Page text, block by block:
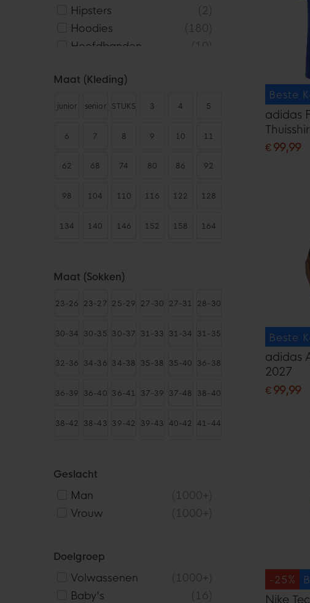
Beste
adidas
€ 99,99
Beste
adidas
2027
€ 99,99
-25%
Nike
Hipsters
2
Hoodies
180
Hoofdbanden
10
Korte Broeken
Lange Broeken
Nekwarmers
21
Shirts
1000+
Sokken
436
Trainingsjacks
Vesten
154
Maat (kleding)
junior senior STUKS 3 4 5
6 7 8 9 10 11
62 68 74 80 86 92
98 104 110 116 122 128
134 140 146 152 158 164
Maat (sokken)
23-26 23-27 25-29 27-30 27-31 28-30
30-34 30-35 30-37 31-33 31-34 31-35
32-36 34-36 34-38 35-38 35-40 36-38
36-39 36-40 36-41 37-39 37-48 38-40
38-42 38-43 39-42 39-43 40-42 41-44
47-52 49-51 STUKS
Geslacht
Man
1000+
Vrouw
1000+
Doelgroep
Volwassenen
1000+
Baby's
16